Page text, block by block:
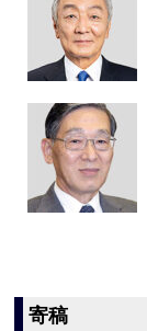
寄稿